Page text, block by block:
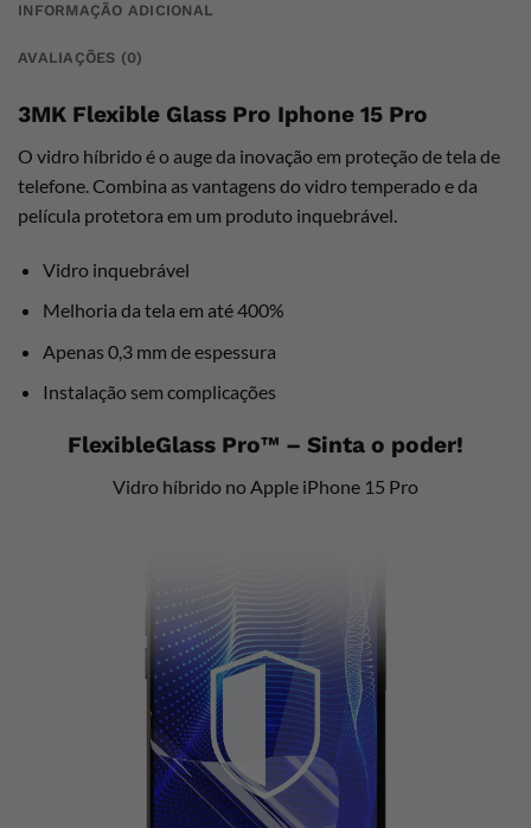
INFORMAÇÃO ADICIONAL
AVALIAÇÕES (0)
3MK Flexible Glass Pro Iphone 15 Pro
O vidro híbrido é o auge da inovação em proteção de tela de
telefone. Combina as vantagens do vidro temperado e da
película protetora em um produto inquebrável.
Vidro inquebrável
Melhoria da tela em até 400%
Apenas 0,3 mm de espessura
Instalação sem complicações
FlexibleGlass Pro™ – Sinta o poder!
Vidro híbrido no Apple iPhone 15 Pro